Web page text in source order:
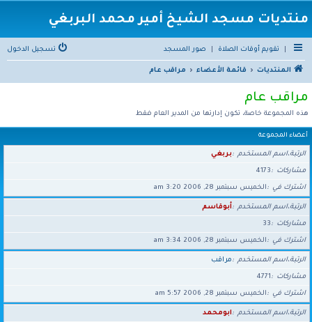
منتديات مسجد الشيخ أمير محمد البربغي
تقويم أوقات الصلاة صور المسجد تسجيل الدخول
المنتديات قائمة الأعضاء مراقب عام
مراقب عام
هذه المجموعة خاصة، تكون إدارتها من المدير العام فقط
أعضاء المجموعة
الرتبة،اسم المستخدم بربغي
مشاركات 4173
اشترك في الخميس سبتمبر 28, 2006 3:20 am
الرتبة،اسم المستخدم أبوقاسم
مشاركات 33
اشترك في الخميس سبتمبر 28, 2006 3:34 am
الرتبة،اسم المستخدم مراقب
مشاركات 4771
اشترك في الخميس سبتمبر 28, 2006 5:57 am
الرتبة،اسم المستخدم ابومحمد